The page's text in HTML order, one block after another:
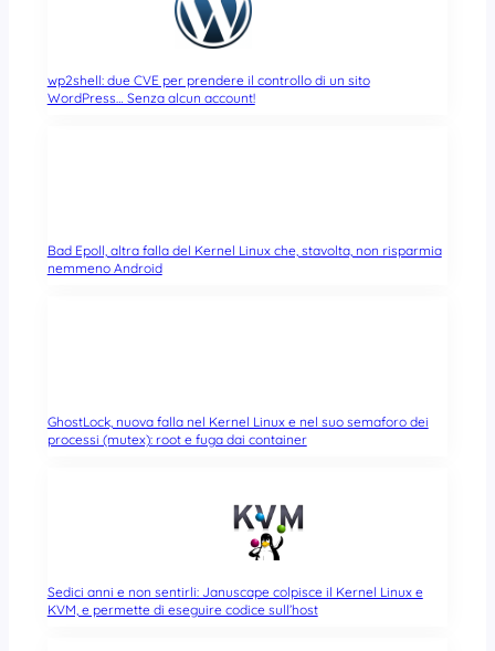
wp2shell: due CVE per prendere il controllo di un sito
WordPress… Senza alcun account!
Bad Epoll, altra falla del Kernel Linux che, stavolta, non risparmia
nemmeno Android
GhostLock, nuova falla nel Kernel Linux e nel suo semaforo dei
processi (mutex): root e fuga dai container
Sedici anni e non sentirli: Januscape colpisce il Kernel Linux e
KVM, e permette di eseguire codice sull’host